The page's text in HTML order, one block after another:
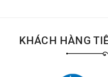
KHÁCH HÀNG